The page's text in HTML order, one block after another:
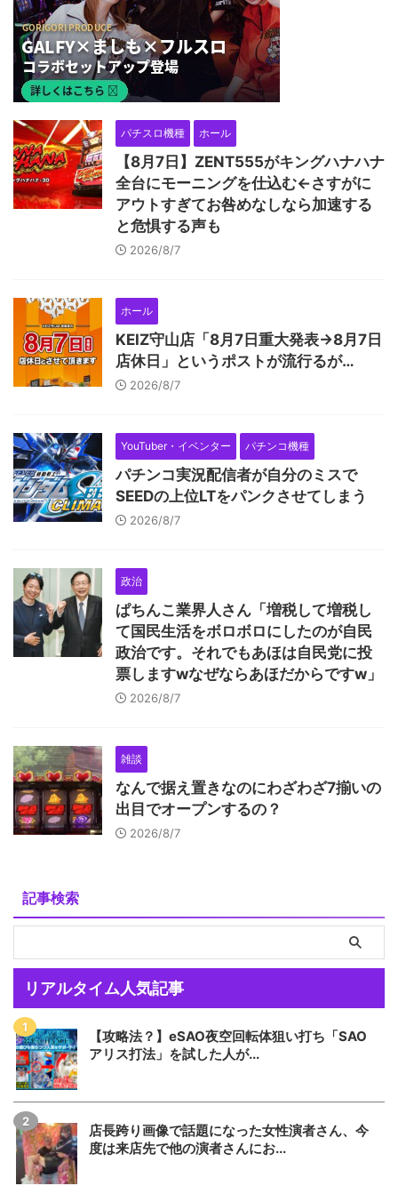
パチスロ機種 ホール
【8月7日】ZENT555がキングハナハナ
全台にモーニングを仕込む←さすがに
アウトすぎてお咎めなしなら加速する
と危惧する声も
2026/8/7
ホール
KEIZ守山店「8月7日重大発表→8月7日
店休日」というポストが流行るが…
2026/8/7
YouTuber・イベンター パチンコ機種
パチンコ実況配信者が自分のミスで
SEEDの上位LTをパンクさせてしまう
2026/8/7
政治
ぱちんこ業界人さん「増税して増税し
て国民生活をボロボロにしたのが自民
政治です。それでもあほは自民党に投
票しますwなぜならあほだからですw」
2026/8/7
雑談
なんで据え置きなのにわざわざ7揃いの
出目でオープンするの？
2026/8/7
記事検索
リアルタイム人気記事
【攻略法？】eSAO夜空回転体狙い打ち「SAO
アリス打法」を試した人が...
店長跨り画像で話題になった女性演者さん、今
度は来店先で他の演者さんにお...